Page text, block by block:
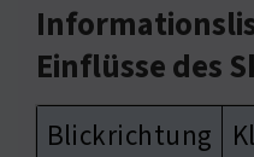
Einflüsse des
Blickrichtung